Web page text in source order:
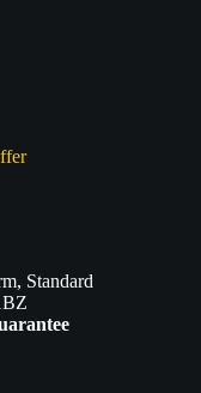
Standard